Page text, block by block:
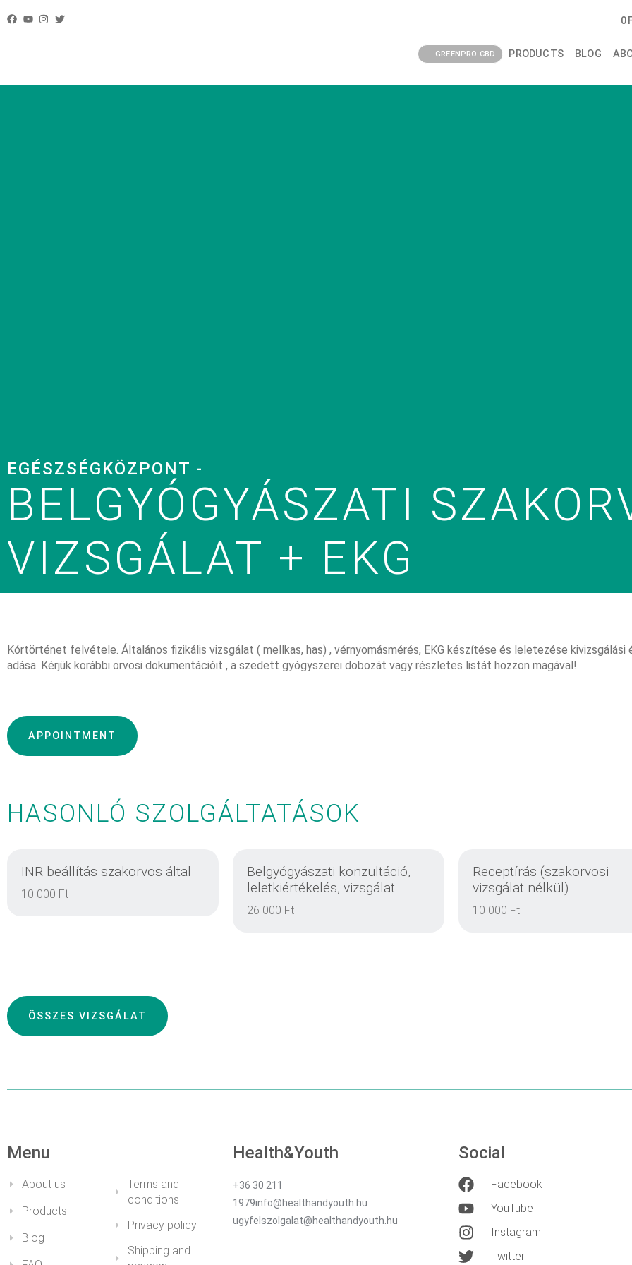
0
GREENPRO CBD PRODUCTS BLOG
EGÉSZSÉGKÖZPONT -
BELGYÓGYÁSZATI
VIZSGÁLAT + EKG
Kórtörténet felvétele. Általános fizikális vizsgálat ( mellkas, has) , vérnyomásmérés, EKG készítése és leletezése
adása. Kérjük korábbi orvosi dokumentációit , a szedett gyógyszerei dobozát vagy részletes listát hozzon magával!
APPOINTMENT
HASONLÓ SZOLGÁLTATÁSOK
INR beállítás szakorvos által
10 000 Ft
Belgyógyászati konzultáció,
leletkiértékelés, vizsgálat
26 000 Ft
Receptírás (szakorvosi
vizsgálat nélkül)
10 000 Ft
ÖSSZES VIZSGÁLAT
Menu
About us
Products
Blog
Terms and
conditions
Privacy policy
Shipping and
Health&Youth
+36 30 211
1979info@healthandyouth.hu
ugyfelszolgalat@healthandyouth.hu
Social
Facebook
YouTube
Instagram
Twitter